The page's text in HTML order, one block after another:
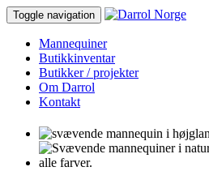
Toggle navigation
Mannequiner
Butikkinventar
Butikker / projekter
Om Darrol
Kontakt